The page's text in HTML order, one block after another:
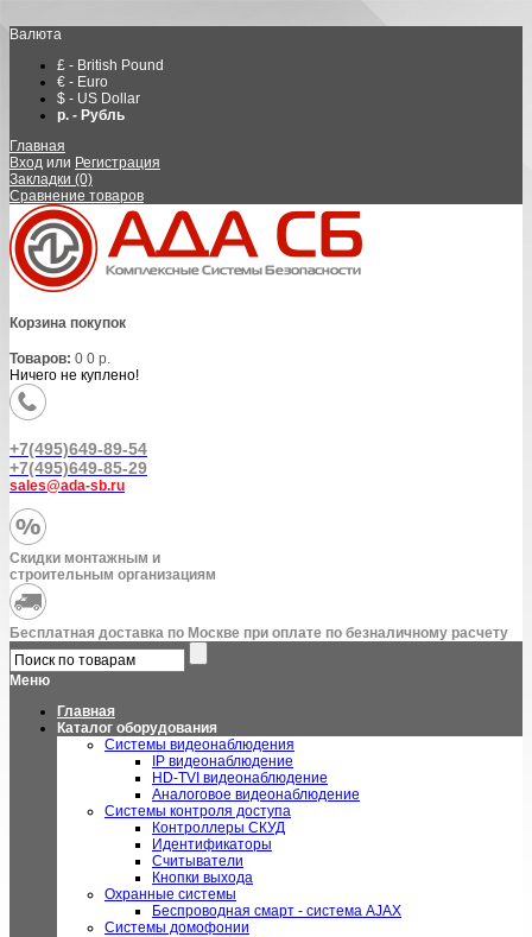
Валюта
£ - British Pound
€ - Euro
$ - US Dollar
р. - Рубль
Главная
Вход или Регистрация
Закладки (0)
Сравнение товаров
Корзина покупок
Товаров: 0 0 р.
Ничего не куплено!
+7(495)649-89-54
+7(495)649-85-29
sales@ada-sb.ru
Скидки монтажным и
строительным организациям
Бесплатная доставка по Москве при оплате по безналичному расчету
Меню
Главная
Каталог оборудования
Системы видеонаблюдения
IP видеонаблюдение
HD-TVI видеонаблюдение
Аналоговое видеонаблюдение
Системы контроля доступа
Контроллеры СКУД
Идентификаторы
Считыватели
Кнопки выхода
Охранные системы
Беспроводная смарт - система AJAX
Системы домофонии